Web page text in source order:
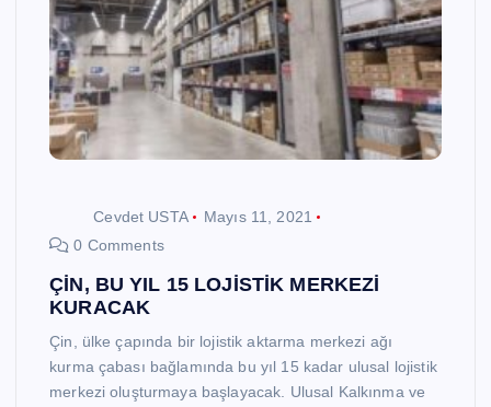
Cevdet USTA
Mayıs 11, 2021
0 Comments
ÇİN, BU YIL 15 LOJİSTİK MERKEZİ
KURACAK
Çin, ülke çapında bir lojistik aktarma merkezi ağı
kurma çabası bağlamında bu yıl 15 kadar ulusal lojistik
merkezi oluşturmaya başlayacak. Ulusal Kalkınma ve